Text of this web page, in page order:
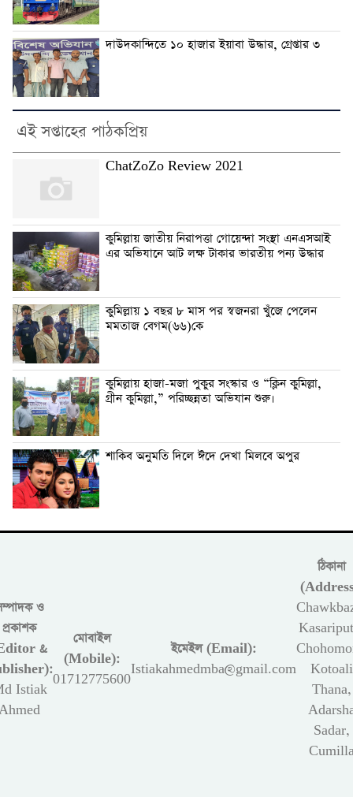
দাউদকান্দিতে ১০ হাজার ইয়াবা উদ্ধার, গ্রেপ্তার ৩
এই সপ্তাহের পাঠকপ্রিয়
ChatZoZo Review 2021
কুমিল্লায় জাতীয় নিরাপত্তা গোয়েন্দা সংস্থা এনএসআই
এর অভিযানে আট লক্ষ টাকার ভারতীয় পন্য উদ্ধার
কুমিল্লায় ১ বছর ৮ মাস পর স্বজনরা খুঁজে পেলেন
মমতাজ বেগম(৬৬)কে
কুমিল্লায় হাজা-মজা পুকুর সংস্কার ও “ক্লিন কুমিল্লা,
গ্রীন কুমিল্লা,” পরিচ্ছন্নতা অভিযান শুরু।
শাকিব অনুমতি দিলে ঈদে দেখা মিলবে অপুর
ও
প্রকাশক
&
Istiak
মোবাইল
(Mobile):
01712775600
ইমেইল (Email):
Istiakahmedmba@gmail.com
ঠিকানা
Kotoali
Thana,
Sadar,